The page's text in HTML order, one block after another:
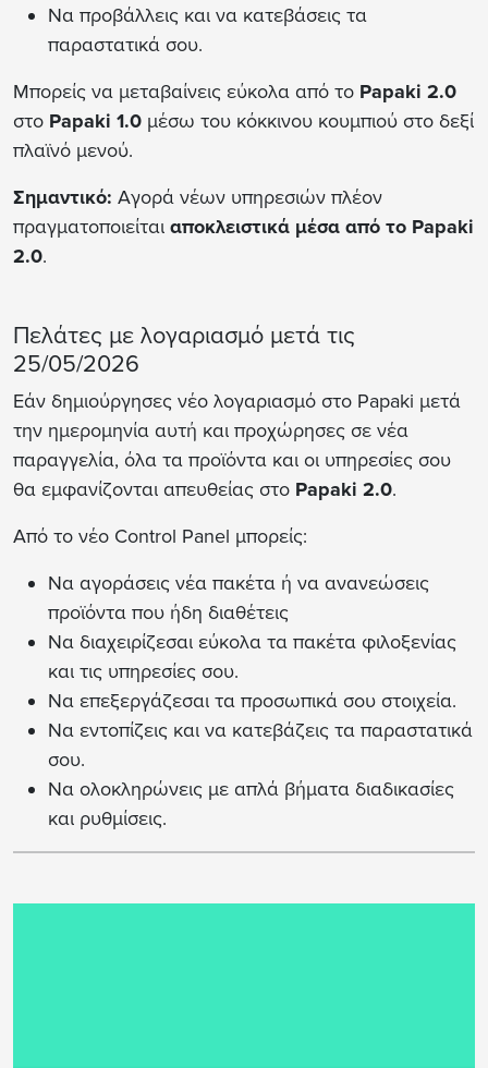
Να προβάλλεις και να κατεβάσεις τα
παραστατικά σου.
Μπορείς να μεταβαίνεις εύκολα από το Papaki 2.0
στο Papaki 1.0 μέσω του κόκκινου κουμπιού στο δεξί
πλαϊνό μενού.
Σημαντικό: Αγορά νέων υπηρεσιών πλέον
πραγματοποιείται αποκλειστικά μέσα από το Papaki
2.0.
Πελάτες με λογαριασμό μετά τις
25/05/2026
Εάν δημιούργησες νέο λογαριασμό στο Papaki μετά
την ημερομηνία αυτή και προχώρησες σε νέα
παραγγελία, όλα τα προϊόντα και οι υπηρεσίες σου
θα εμφανίζονται απευθείας στο Papaki 2.0.
Από το νέο Control Panel μπορείς:
Να αγοράσεις νέα πακέτα ή να ανανεώσεις
προϊόντα που ήδη διαθέτεις
Να διαχειρίζεσαι εύκολα τα πακέτα φιλοξενίας
και τις υπηρεσίες σου.
Να επεξεργάζεσαι τα προσωπικά σου στοιχεία.
Να εντοπίζεις και να κατεβάζεις τα παραστατικά
σου.
Να ολοκληρώνεις με απλά βήματα διαδικασίες
και ρυθμίσεις.